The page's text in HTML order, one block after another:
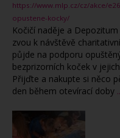
https://www.mlp.cz/cz/akce/
opustene-kocky/
Kočičí naděje a
zvou k návštěvě
půjde na podporu
bezprizorních koček v
Přijďte a nakupte si něco
den během otevírací doby